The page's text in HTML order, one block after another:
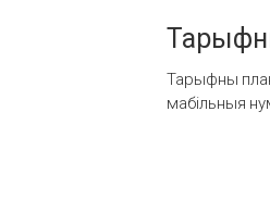
Тарыфны
мабільныя